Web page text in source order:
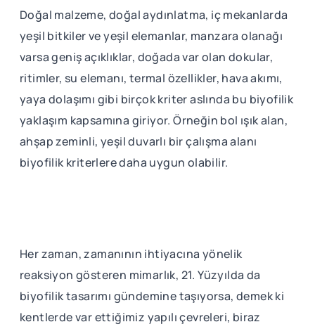
Doğal malzeme, doğal aydınlatma, iç mekanlarda
yeşil bitkiler ve yeşil elemanlar, manzara olanağı
varsa geniş açıklıklar, doğada var olan dokular,
ritimler, su elemanı, termal özellikler, hava akımı,
yaya dolaşımı gibi birçok kriter aslında bu biyofilik
yaklaşım kapsamına giriyor. Örneğin bol ışık alan,
ahşap zeminli, yeşil duvarlı bir çalışma alanı
biyofilik kriterlere daha uygun olabilir.
Her zaman, zamanının ihtiyacına yönelik
reaksiyon gösteren mimarlık, 21. Yüzyılda da
biyofilik tasarımı gündemine taşıyorsa, demek ki
kentlerde var ettiğimiz yapılı çevreleri, biraz